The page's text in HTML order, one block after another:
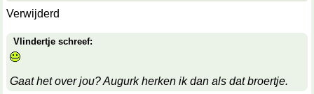
Verwijderd
Vlindertje schreef:
Gaat het over jou? Augurk herken ik dan als dat broertje.